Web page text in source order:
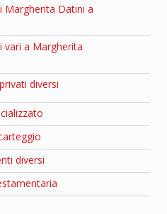
Margherita Datini a
vari a Margherita
diversi
diversi